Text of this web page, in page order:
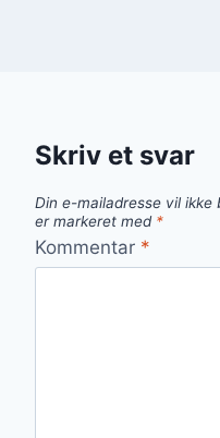
Skriv et svar
Din e-mailadresse vil ikke
er markeret med *
Kommentar *